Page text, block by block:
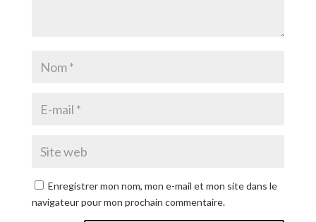
Enregistrer mon nom, mon e-mail et mon site dans le
navigateur pour mon prochain commentaire.